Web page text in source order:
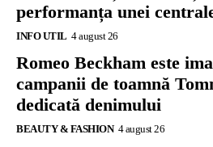
performanța unei
INFO UTIL 4 august 26
Romeo Beckham este
campanii de toamnă
dedicată denimului
BEAUTY & FASHION 4 august 26